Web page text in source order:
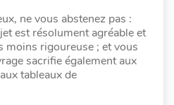
ne vous abstenez pas :
est résolument agréable et
moins rigoureuse ; et vous
sacrifie également aux
tableaux de